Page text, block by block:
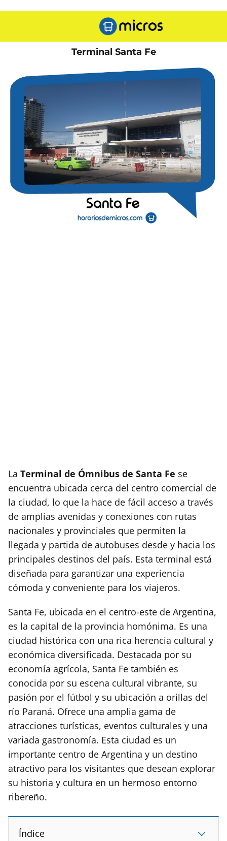
Terminal Santa Fe
La Terminal de Ómnibus de Santa Fe se
encuentra ubicada cerca del centro comercial de
la ciudad, lo que la hace de fácil acceso a través
de amplias avenidas y conexiones con rutas
nacionales y provinciales que permiten la
llegada y partida de autobuses desde y hacia los
principales destinos del país. Esta terminal está
diseñada para garantizar una experiencia
cómoda y conveniente para los viajeros.
Santa Fe, ubicada en el centro-este de Argentina,
es la capital de la provincia homónima. Es una
ciudad histórica con una rica herencia cultural y
económica diversificada. Destacada por su
economía agrícola, Santa Fe también es
conocida por su escena cultural vibrante, su
pasión por el fútbol y su ubicación a orillas del
río Paraná. Ofrece una amplia gama de
atracciones turísticas, eventos culturales y una
variada gastronomía. Esta ciudad es un
importante centro de Argentina y un destino
atractivo para los visitantes que desean explorar
su historia y cultura en un hermoso entorno
ribereño.
Índice